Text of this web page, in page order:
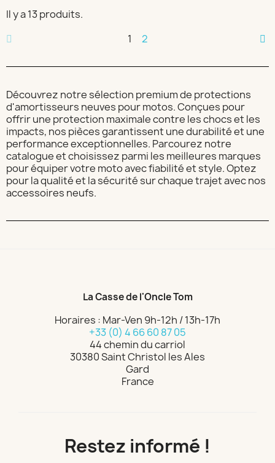
Il y a 13 produits.
1
2
Découvrez notre sélection premium de protections
d'amortisseurs neuves pour motos. Conçues pour
offrir une protection maximale contre les chocs et les
impacts, nos pièces garantissent une durabilité et une
performance exceptionnelles. Parcourez notre
catalogue et choisissez parmi les meilleures marques
pour équiper votre moto avec fiabilité et style. Optez
pour la qualité et la sécurité sur chaque trajet avec nos
accessoires neufs.
La Casse de l'Oncle Tom
Horaires : Mar-Ven 9h-12h / 13h-17h
+33 (0) 4 66 60 87 05
44 chemin du carriol
30380 Saint Christol les Ales
Gard
France
Restez informé !